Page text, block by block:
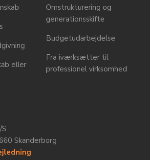
eller
Omstrukturering og
generationsskifte
Budgetudarbejdelse
Fra iværksætter til
professionel virksomhed
Skanderborg